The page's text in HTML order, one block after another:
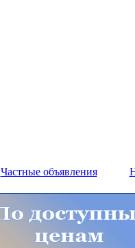
Частные объявления